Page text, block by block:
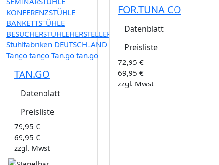
TAN.GO
Datenblatt
Preisliste
79,95 €
69,95 €
zzgl. Mwst
FOR.TUNA CO
Datenblatt
Preisliste
72,95 €
69,95 €
zzgl. Mwst